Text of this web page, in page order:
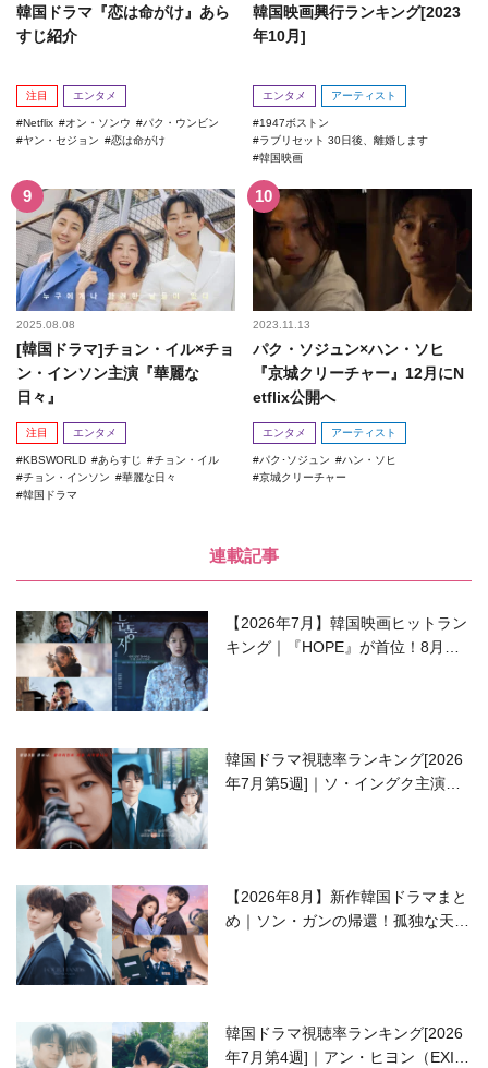
韓国ドラマ『恋は命がけ』あら
すじ紹介
注目 エンタメ
Netflix オン・ソンウ
パク・ウンビン
ヤン・セジョン
恋は命がけ
韓国映画興行ランキング[2023
年10月]
エンタメ アーティスト
1947ボストン
ラブリセット 30日後、離婚します
韓国映画
2025.08.08
[韓国ドラマ]チョン・イル×チョ
ン・インソン主演『華麗な
日々』
注目 エンタメ
KBSWORLD あらすじ
チョン・イル
チョン・インソン
華麗な日々
韓国ドラマ
2023.11.13
パク・ソジュン×ハン・ソヒ
『京城クリーチャー』12月にN
etflix公開へ
エンタメ アーティスト
パク･ソジュン
ハン・ソヒ
京城クリーチャー
連載記事
【2026年7月】韓国映画ヒットラン
キング｜『HOPE』が首位！8月公
韓国ドラマ視聴率ランキング[2026
年7月第5週]｜ソ・イングク主演の
【2026年8月】新作韓国ドラマまと
め｜ソン・ガンの帰還！孤独な天才
韓国ドラマ視聴率ランキング[2026
年7月第4週]｜アン・ヒヨン（EXID